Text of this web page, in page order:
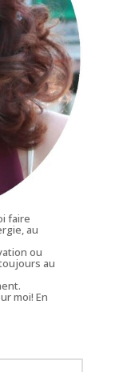
faire
au
ou
au
moi!En